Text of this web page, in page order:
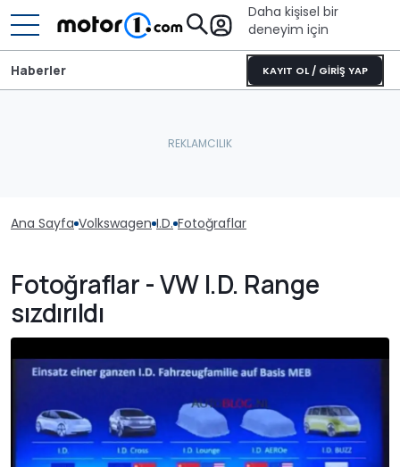
Daha kişisel bir
deneyim için
KAYIT OL / GİRİŞ YAP
Haberler
Ana Sayfa Volkswagen I.D. Fotoğraflar
Fotoğraflar - VW I.D. Range
sızdırıldı